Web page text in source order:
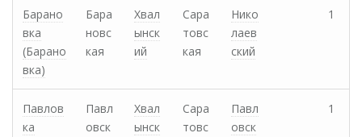
Барано
вка
(Барано
вка)
Бара
новс
кая
Хвал
ынск
ий
Сара
товс
кая
Нико
лаев
ский
1
Павлов
ка
Павл
овск
Хвал
ынск
Сара
товс
Павл
овск
1